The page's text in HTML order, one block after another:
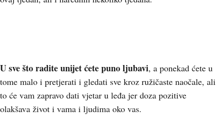
U sve što radite unijet ćete puno ljubavi, a ponekad ćete u
tome malo i pretjerati i gledati sve kroz ružičaste naočale, ali
to će vam zapravo dati vjetar u leđa jer doza pozitive
olakšava život i vama i ljudima oko vas.